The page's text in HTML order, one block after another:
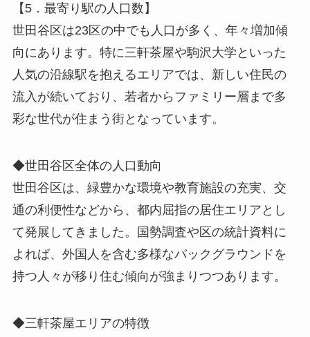
【5．最寄り駅の人口数】
世田谷区は23区の中でも人口が多く、年々増加傾
向にあります。特に三軒茶屋や駒沢大学といった
人気の沿線駅を抱えるエリアでは、新しい住民の
流入が続いており、若者からファミリー層まで多
彩な世代が住まう街となっています。
◆世田谷区全体の人口動向
世田谷区は、緑豊かな環境や教育施設の充実、交
通の利便性などから、都内屈指の居住エリアとし
て発展してきました。国勢調査や区の統計資料に
よれば、外国人を含む多様なバックグラウンドを
持つ人々が移り住む傾向が強まりつつあります。
◆三軒茶屋エリアの特徴